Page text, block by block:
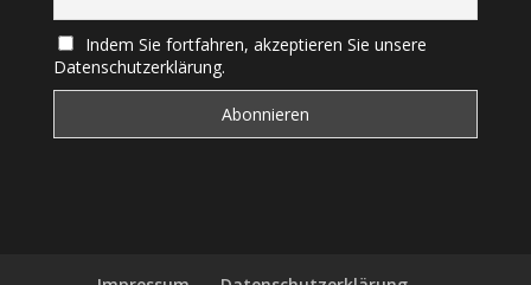
Indem Sie fortfahren, akzeptieren Sie unsere
Datenschutzerklärung.